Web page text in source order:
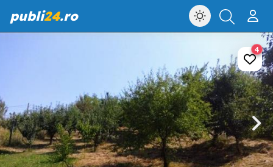
publi24.ro
4